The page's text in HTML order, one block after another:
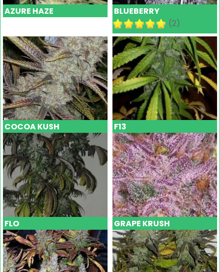
AZURE HAZE
BLUEBERRY
(2)
COCOA KUSH F13
FLO GRAPE KRUSH